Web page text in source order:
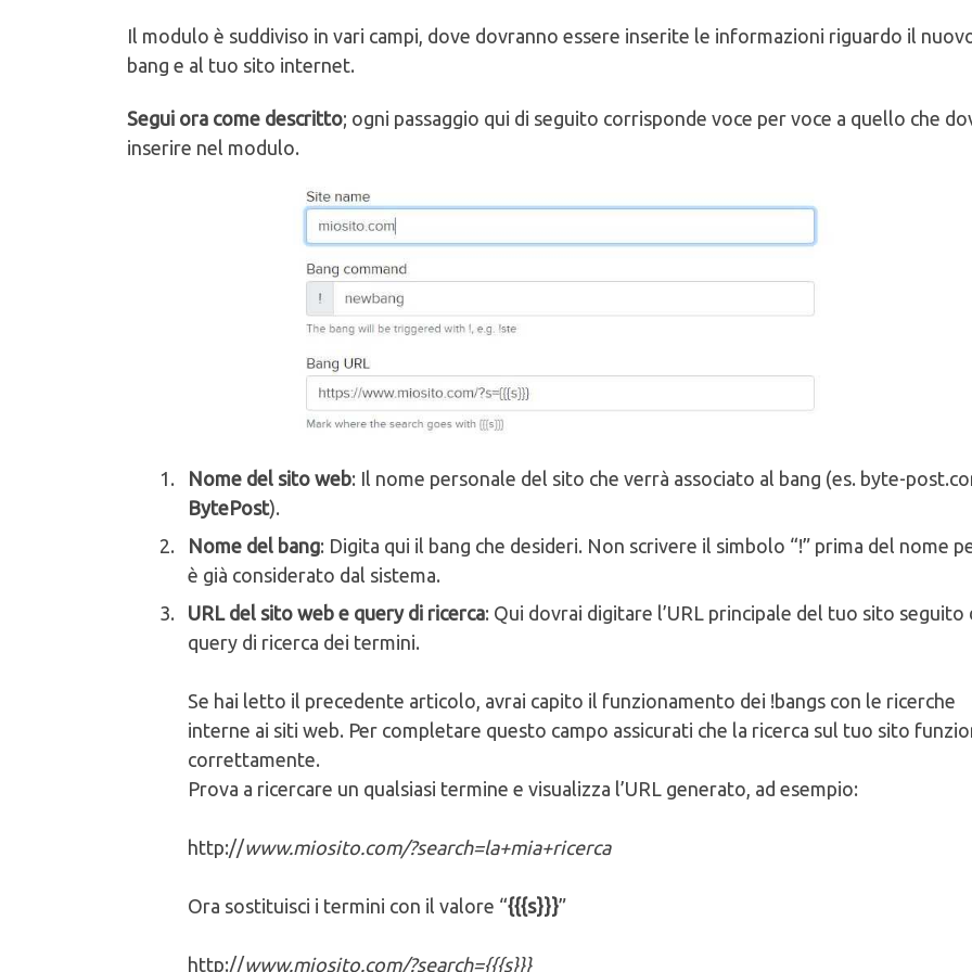
Il modulo è suddiviso in vari campi, dove dovranno essere inserite le informazioni riguardo il
bang e al tuo sito internet.
Segui ora come descritto; ogni passaggio qui di seguito corrisponde voce per voce a quello che
inserire nel modulo.
Nome del sito web: Il nome personale del sito che verrà associato al bang (es. byte-
BytePost).
Nome del bang: Digita qui il bang che desideri. Non scrivere il simbolo “!” prima del nome
è già considerato dal sistema.
URL del sito web e query di ricerca: Qui dovrai digitare l’URL principale del tuo sito seguito
query di ricerca dei termini.
Se hai letto il precedente articolo, avrai capito il funzionamento dei !bangs con le ricerche
interne ai siti web. Per completare questo campo assicurati che la ricerca sul tuo sito
correttamente.
Prova a ricercare un qualsiasi termine e visualizza l’URL generato, ad esempio:
http://www.miosito.com/?search=la+mia+ricerca
Ora sostituisci i termini con il valore “{{{s}}}”
http://www.miosito.com/?search={{{s}}}